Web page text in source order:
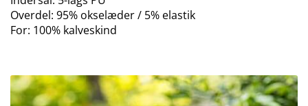
Overdel: 95% okselæder / 5% elastik
For: 100% kalveskind